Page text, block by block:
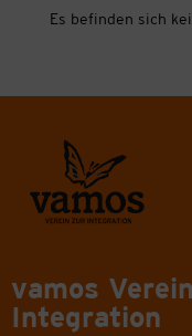
Es befinden sich
vamos
Integration